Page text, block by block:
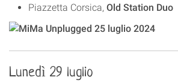
Piazzetta Corsica, Old Station Duo
Lunedì 29 luglio